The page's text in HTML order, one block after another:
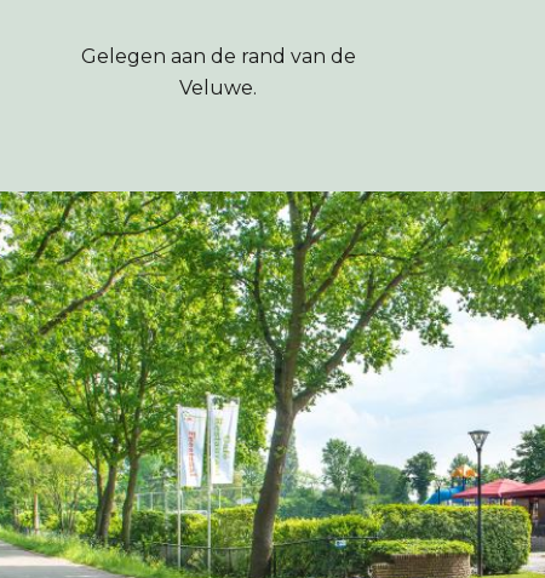
Gelegen aan de rand van de
Veluwe.